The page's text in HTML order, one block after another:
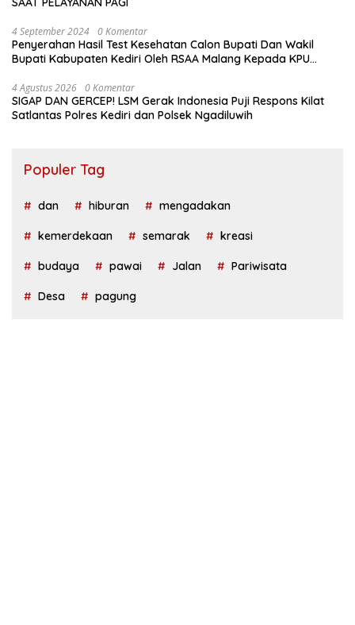
4 September 2024 0 Komentar
Penyerahan Hasil Test Kesehatan Calon Bupati Dan Wakil
Bupati Kabupaten Kediri Oleh RSAA Malang Kepada KPU
4 Agustus 2026 0 Komentar
SIGAP DAN GERCEP! LSM Gerak Indonesia Puji Respons Kilat
Satlantas Polres Kediri dan Polsek Ngadiluwih
Populer Tag
dan hiburan mengadakan
kemerdekaan semarak kreasi
budaya pawai Jalan Pariwisata
Desa pagung